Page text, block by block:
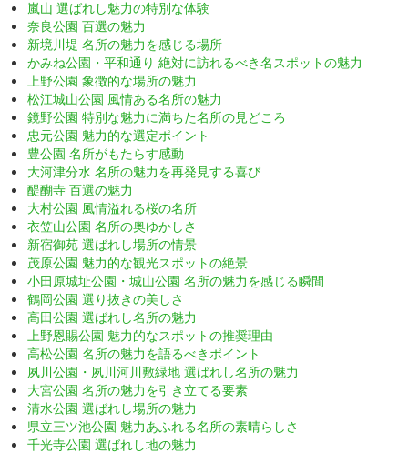
嵐山 選ばれし魅力の特別な体験
奈良公園 百選の魅力
新境川堤 名所の魅力を感じる場所
かみね公園・平和通り 絶対に訪れるべき名スポットの魅力
上野公園 象徴的な場所の魅力
松江城山公園 風情ある名所の魅力
鏡野公園 特別な魅力に満ちた名所の見どころ
忠元公園 魅力的な選定ポイント
豊公園 名所がもたらす感動
大河津分水 名所の魅力を再発見する喜び
醍醐寺 百選の魅力
大村公園 風情溢れる桜の名所
衣笠山公園 名所の奥ゆかしさ
新宿御苑 選ばれし場所の情景
茂原公園 魅力的な観光スポットの絶景
小田原城址公園・城山公園 名所の魅力を感じる瞬間
鶴岡公園 選り抜きの美しさ
高田公園 選ばれし名所の魅力
上野恩賜公園 魅力的なスポットの推奨理由
高松公園 名所の魅力を語るべきポイント
夙川公園・夙川河川敷緑地 選ばれし名所の魅力
大宮公園 名所の魅力を引き立てる要素
清水公園 選ばれし場所の魅力
県立三ツ池公園 魅力あふれる名所の素晴らしさ
千光寺公園 選ばれし地の魅力